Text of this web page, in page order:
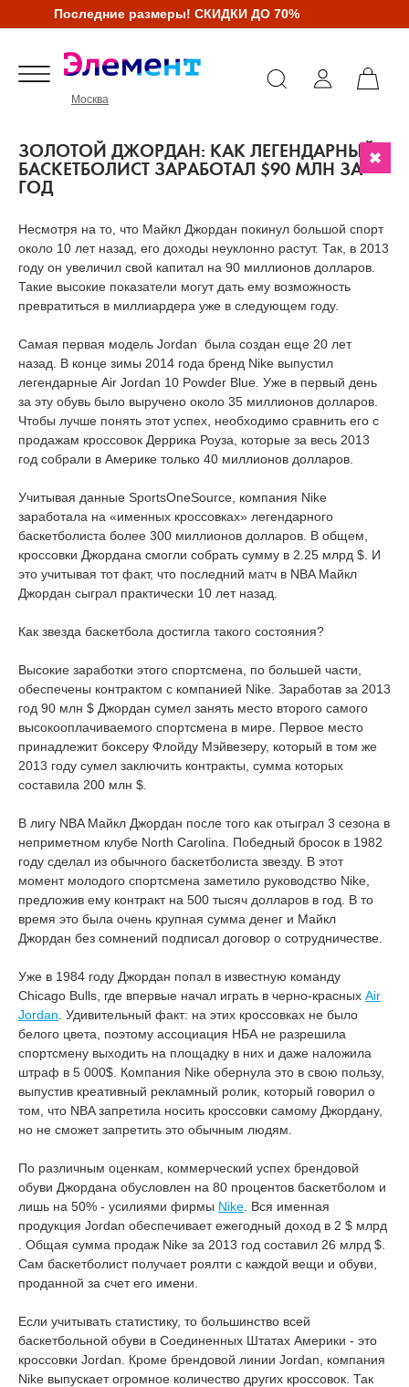
Последние размеры! СКИДКИ ДО 70%
Москва
ЗОЛОТОЙ ДЖОРДАН: КАК ЛЕГЕНДАРНЫЙ
БАСКЕТБОЛИСТ ЗАРАБОТАЛ $90 МЛН ЗА
ГОД
Несмотря на то, что Майкл Джордан покинул большой спорт
около 10 лет назад, его доходы неуклонно растут. Так, в 2013
году он увеличил свой капитал на 90 миллионов долларов.
Такие высокие показатели могут дать ему возможность
превратиться в миллиардера уже в следующем году.
Самая первая модель Jordan была создан еще 20 лет
назад. В конце зимы 2014 года бренд Nike выпустил
легендарные Air Jordan 10 Powder Blue. Уже в первый день
за эту обувь было выручено около 35 миллионов долларов.
Чтобы лучше понять этот успех, необходимо сравнить его с
продажам кроссовок Деррика Роуза, которые за весь 2013
год собрали в Америке только 40 миллионов долларов.
Учитывая данные SportsOneSource, компания Nike
заработала на «именных кроссовках» легендарного
баскетболиста более 300 миллионов долларов. В общем,
кроссовки Джордана смогли собрать сумму в 2.25 млрд $. И
это учитывая тот факт, что последний матч в NBA Майкл
Джордан сыграл практически 10 лет назад.
Как звезда баскетбола достигла такого состояния?
Высокие заработки этого спортсмена, по большей части,
обеспечены контрактом с компанией Nike. Заработав за 2013
год 90 млн $ Джордан сумел занять место второго самого
высокооплачиваемого спортсмена в мире. Первое место
принадлежит боксеру Флойду Мэйвезеру, который в том же
2013 году сумел заключить контракты, сумма которых
составила 200 млн $.
В лигу NBA Майкл Джордан после того как отыграл 3 сезона в
неприметном клубе North Carolina. Победный бросок в 1982
году сделал из обычного баскетболиста звезду. В этот
момент молодого спортсмена заметило руководство Nike,
предложив ему контракт на 500 тысяч долларов в год. В то
время это была очень крупная сумма денег и Майкл
Джордан без сомнений подписал договор о сотрудничестве.
Уже в 1984 году Джордан попал в известную команду
Chicago Bulls, где впервые начал играть в черно-красных Air
Jordan . Удивительный факт: на этих кроссовках не было
белого цвета, поэтому ассоциация НБА не разрешила
спортсмену выходить на площадку в них и даже наложила
штраф в 5 000$. Компания Nike обернула это в свою пользу,
выпустив креативный рекламный ролик, который говорил о
том, что NBA запретила носить кроссовки самому Джордану,
но не сможет запретить это обычным людям.
По различным оценкам, коммерческий успех брендовой
обуви Джордана обусловлен на 80 процентов баскетболом и
лишь на 50% - усилиями фирмы Nike . Вся именная
продукция Jordan обеспечивает ежегодный доход в 2 $ млрд
. Общая сумма продаж Nike за 2013 год составил 26 млрд $.
Сам баскетболист получает роялти с каждой вещи и обуви,
проданной за счет его имени.
Если учитывать статистику, то большинство всей
баскетбольной обуви в Соединенных Штатах Америки - это
кроссовки Jordan. Кроме брендовой линии Jordan, компания
Nike выпускает огромное количество других кроссовок. Так